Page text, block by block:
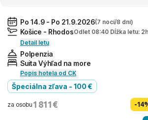
Po 14.9 - Po 21.9.2026(7 nocí/8 dní)
Košice - RhodosOdlet 08:40 Dĺžka letu:
Detail letu
Polpenzia
Suita Výhľad na more
Popis hotela od CK
Špeciálna zľava - 100 €
za osobu 1 811 € -